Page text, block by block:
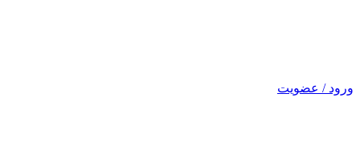
ورود / عضویت